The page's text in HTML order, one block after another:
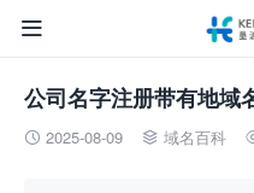

公司名字注册带有地域
 2025-08-09  域名百科